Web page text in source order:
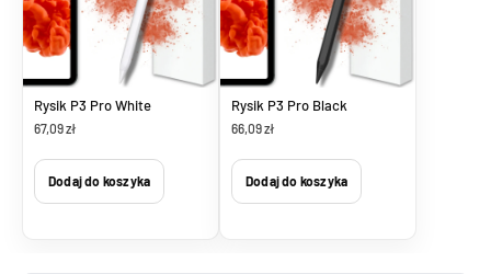
Rysik P3 Pro White
67,09 zł
Dodaj do koszyka
Rysik P3 Pro Black
66,09 zł
Dodaj do koszyka